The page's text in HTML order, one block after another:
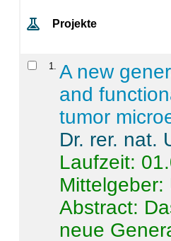
Projekte
1
A new
and
tumor
Dr. rer. nat.
Laufzeit:
Abstract:
neue